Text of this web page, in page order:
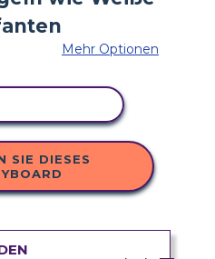
Mehr Optionen
SIE DIESES